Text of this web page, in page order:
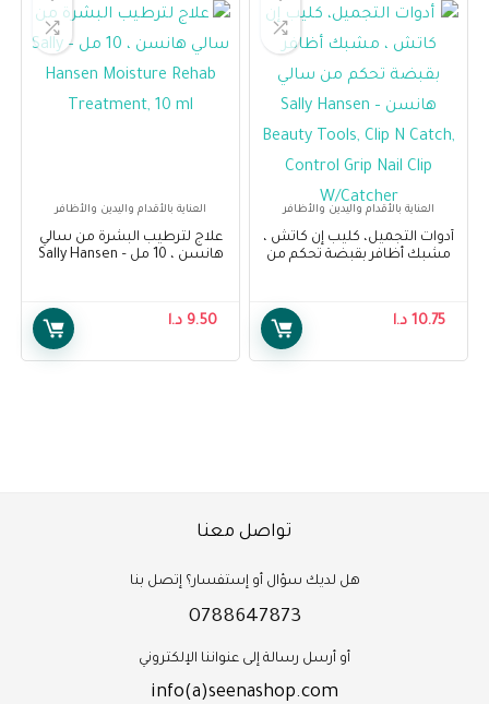
العناية بالأقدام واليدين والأظافر
أدوات التجميل، كليب إن كاتش ،
مشبك أظافر بقبضة تحكم من
Control Grip Nail Clip
W/Catcher
10.75 د.ا
العناية بالأقدام واليدين والأظافر
علاج لترطيب البشرة من سالي
هانسن ، 10 مل – Sally Hansen
9.50 د.ا
تواصل معنا
هل لديك سؤال أو إستفسار؟ إتصل بنا
0788647873
أو أرسل رسالة إلى عنواننا الإلكتروني
info(a)seenashop.com